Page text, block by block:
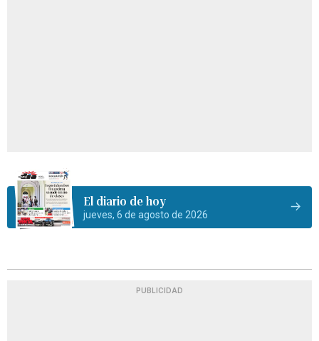
El diario de hoy
jueves, 6 de agosto de 2026
PUBLICIDAD